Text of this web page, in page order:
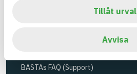
Tillåt urval
Avvisa
BASTAs FAQ (Support)